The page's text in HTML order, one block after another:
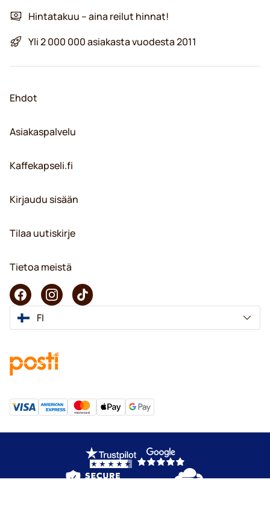
Hintatakuu – aina reilut hinnat!
Yli 2 000 000 asiakasta vuodesta 2011
Ehdot
Asiakaspalvelu
Kaffekapseli.fi
Kirjaudu sisään
Tilaa uutiskirje
Tietoa meistä
FI